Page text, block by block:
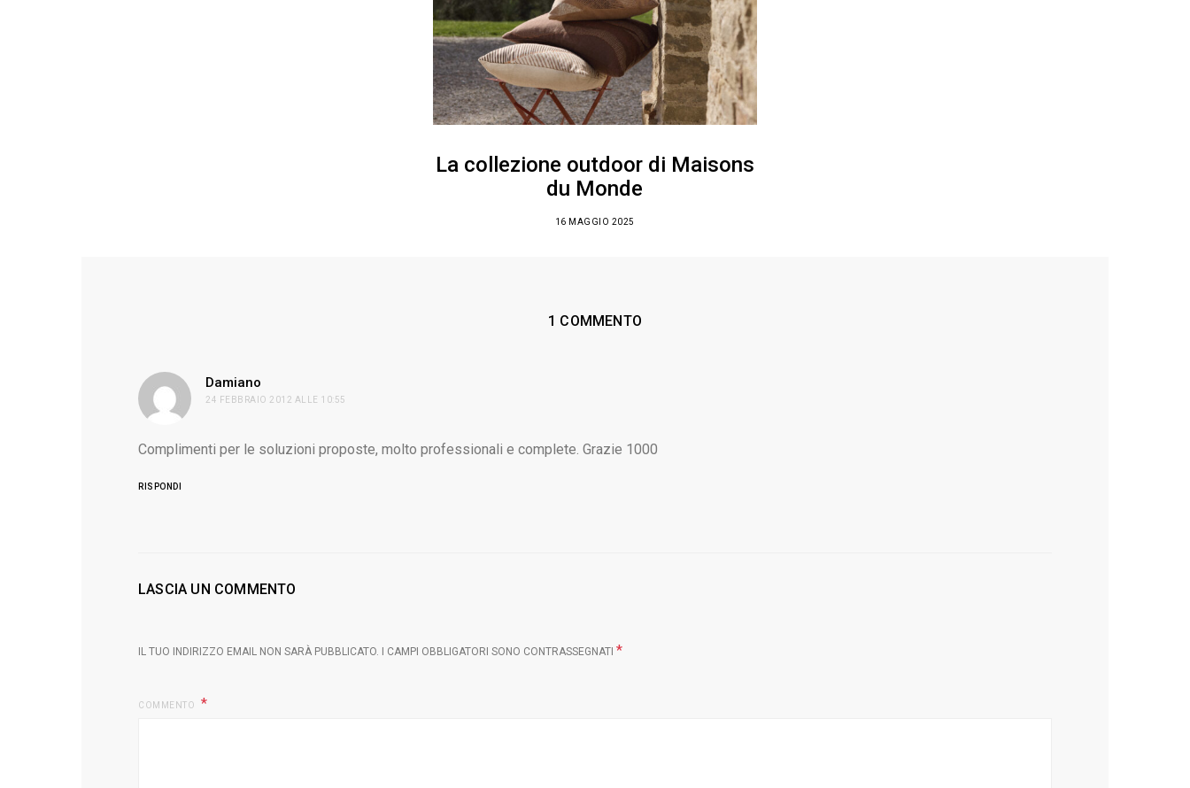
La collezione outdoor di Maisons
du Monde
16 MAGGIO 2025
1 COMMENTO
Damiano
detto:
24 FEBBRAIO 2012 ALLE 10:55
Complimenti per le soluzioni proposte, molto professionali e complete. Grazie 1000
RISPONDI
LASCIA UN COMMENTO
IL TUO INDIRIZZO EMAIL NON SARÀ PUBBLICATO. I CAMPI OBBLIGATORI SONO CONTRASSEGNATI *
COMMENTO